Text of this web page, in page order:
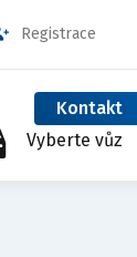
Registrace
Kontakt
Vyberte vůz